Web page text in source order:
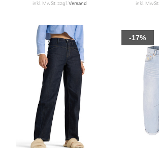
inkl. MwSt. zzgl.Versand inkl.
-17%